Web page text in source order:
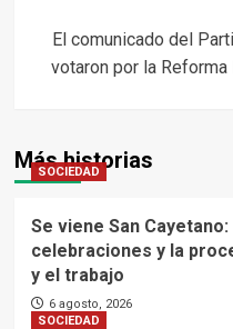
El comunicado del
votaron por la Reforma
Más historias
SOCIEDAD
Se viene San
celebraciones y la
y el trabajo
6 agosto, 2026
SOCIEDAD